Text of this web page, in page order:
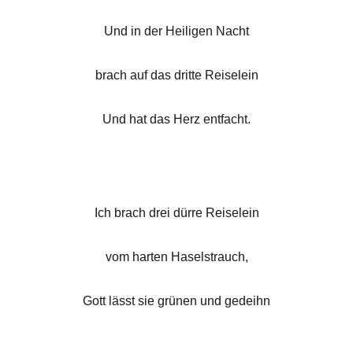
Und in der Heiligen Nacht
brach auf das dritte Reiselein
Und hat das Herz entfacht.
Ich brach drei dürre Reiselein
vom harten Haselstrauch,
Gott lässt sie grünen und gedeihn